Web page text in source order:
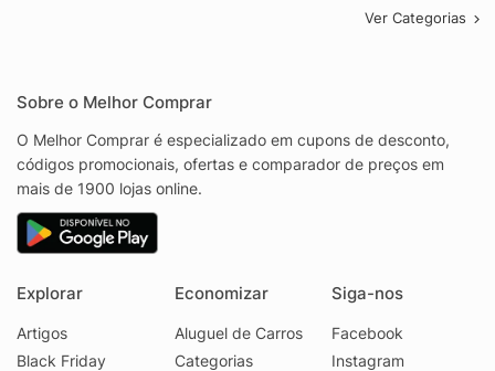
Ver Categorias
Sobre o Melhor Comprar
O Melhor Comprar é especializado em cupons de desconto,
códigos promocionais, ofertas e comparador de preços em
mais de 1900 lojas online.
Explorar
Artigos
Black Friday
Economizar
Aluguel de Carros
Categorias
Siga-nos
Facebook
Instagram